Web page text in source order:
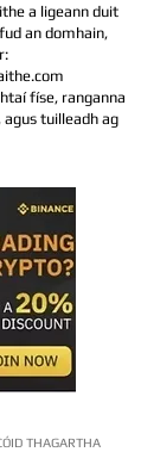
a ligeann duit
an domhain,
físe, ranganna
tuilleadh ag
THAGARTHA